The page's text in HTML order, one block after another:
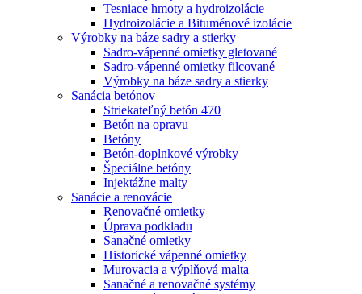
Tesniace hmoty a hydroizolácie
Hydroizolácie a Bituménové izolácie
Výrobky na báze sadry a stierky
Sadro-vápenné omietky gletované
Sadro-vápenné omietky filcované
Výrobky na báze sadry a stierky
Sanácia betónov
Striekateľný betón 470
Betón na opravu
Betóny
Betón-doplnkové výrobky
Špeciálne betóny
Injektážne malty
Sanácie a renovácie
Renovačné omietky
Úprava podkladu
Sanačné omietky
Historické vápenné omietky
Murovacia a výplňová malta
Sanačné a renovačné systémy